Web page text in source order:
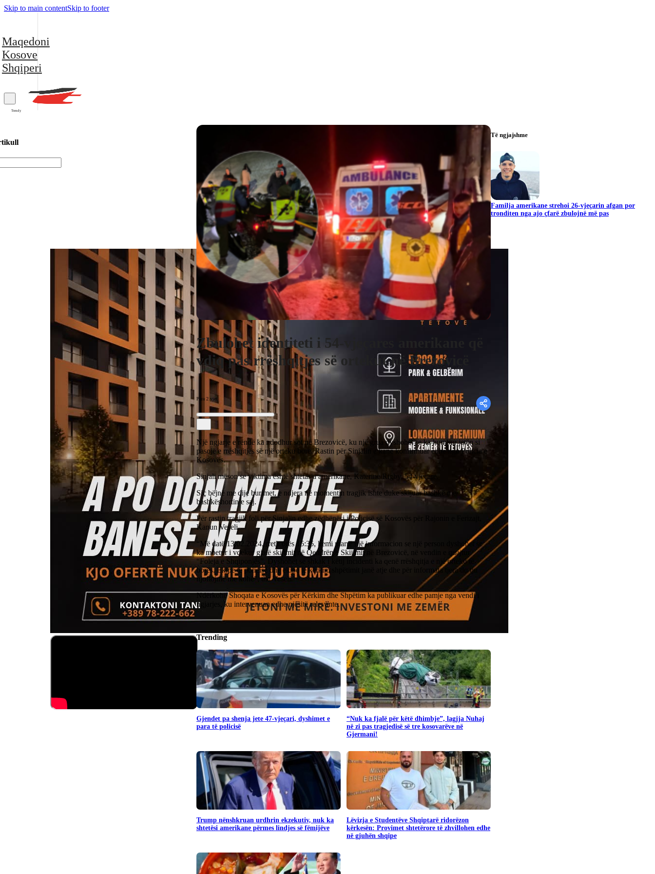
Skip to main contentSkip to footer
Maqedoni
Kosove
Shqiperi
Trendy
Zbulohet identiteti i 54-vjeçares amerikane që
vdiq pas rrëshqitjes së ortekut në Brezovicë
Para 2 vjet
Një ngjarje e rëndë ka ndodhur sot në Brezovicë, ku një grua dyshohet se ka humbur jetën si
pasojë e rrëshqitjes së një orteku bore. Rastin për Sinjalin e kanë konfirmuar edhe nga Policia e
Kosovës.
Sinjali mëson se viktima është shtetasja amerikane, Katerine Rigby, 54-vjeçare.
Siç bëjnë me dije burimet, e ndjera në momentin tragjik ishte duke skijuar bashkë me
bashkëshortin e saj.
Për rastin tragjik foli për Sinjalin edhe zëdhënësi i Policisë së Kosovës për Rajonin e Ferizajt,
Kanun Veseli.
“Më datë 13.02.2024, rreth orës 15:35, kemi marrë një informacion se një person dyshohet se
ka mbetur i vdekur gjatë skijimit në Qendrën e Skijimit në Brezovicë, në vendin e quajtur
“Foleja e Shqiponjës”. Dyshohet se shkak i këtij incidenti ka qenë rrëshqitja e një orteku të
borës. Ekipe të policisë dhe ekipe të kërkim shpëtimit janë atje dhe për informata tjera do tju
njoftojmë me kohë”, tha Veseli.
Ndërkohë Shoqata e Kosovës për Kërkim dhe Shpëtim ka publikuar edhe pamje nga vendi i
ngjarjes, ku intervenuan edhe njësitë relevante.
Trending
Gjendet pa shenja jete 47-vjeçari, dyshimet e
para të policisë
“Nuk ka fjalë për këtë dhimbje”, lagjja Nuhaj
në zi pas tragjedisë së tre kosovarëve në
Gjermani!
Trump nënshkruan urdhrin ekzekutiv, nuk ka
shtetësi amerikane përmes lindjes së fëmijëve
Lëvizja e Studentëve Shqiptarë ridorëzon
kërkesën: Provimet shtetërore të zhvillohen edhe
në gjuhën shqipe
Të ngjajshme
Familja amerikane strehoi 26-vjeçarin afgan por
tronditen nga ajo çfarë zbulojnë më pas